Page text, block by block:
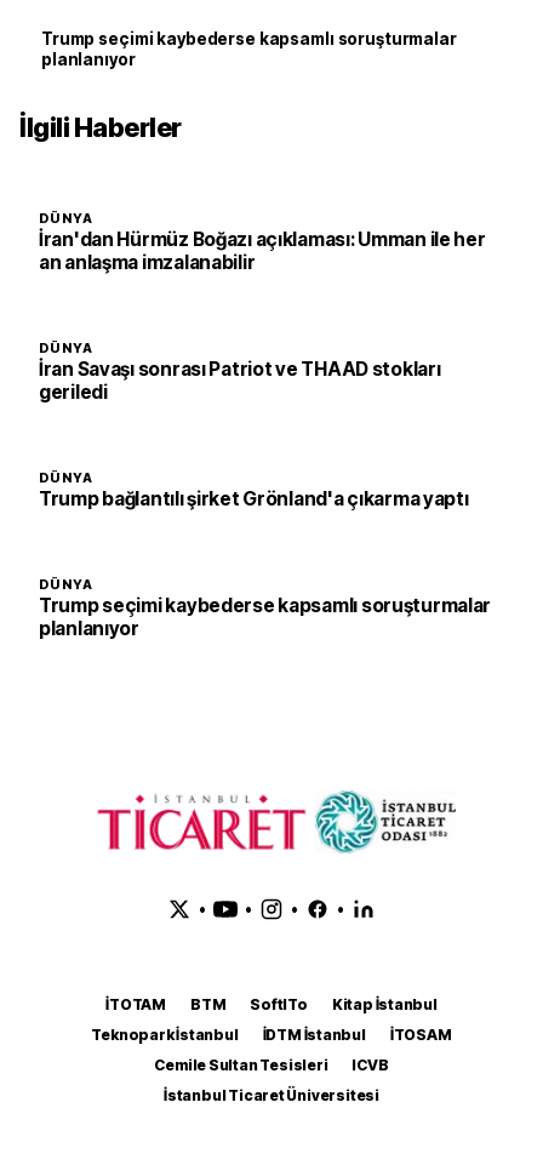
Trump seçimi kaybederse kapsamlı soruşturmalar
planlanıyor
İlgili Haberler
DÜNYA
İran'dan Hürmüz Boğazı açıklaması: Umman ile her
an anlaşma imzalanabilir
DÜNYA
İran Savaşı sonrası Patriot ve THAAD stokları
geriledi
DÜNYA
Trump bağlantılı şirket Grönland'a çıkarma yaptı
DÜNYA
Trump seçimi kaybederse kapsamlı soruşturmalar
planlanıyor
• • • •
İTOTAM BTM SoftITo
Kitap İstanbul
Teknopark İstanbul
İDTM İstanbul
İTOSAM
Cemile Sultan Tesisleri
ICVB
İstanbul Ticaret Üniversitesi